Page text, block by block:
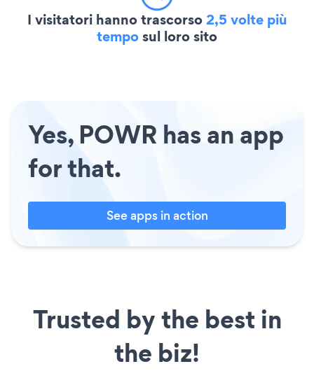
I visitatori hanno trascorso2,5 volte più
temposul loro sito
Yes, POWR has an app
for that.
See apps in action
Trusted by the best in
the biz!